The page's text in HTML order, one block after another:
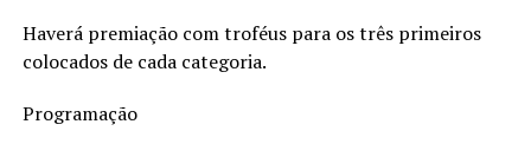
Haverá premiação com troféus para os três primeiros
colocados de cada categoria.
Programação